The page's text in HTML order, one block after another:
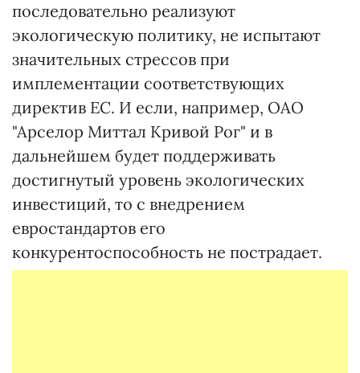
последовательно реализуют
экологическую политику, не испытают
значительных стрессов при
имплементации соответствующих
директив ЕС. И если, например, ОАО
"Арселор Миттал Кривой Рог" и в
дальнейшем будет поддерживать
достигнутый уровень экологических
инвестиций, то с внедрением
евростандартов его
конкурентоспособность не пострадает.